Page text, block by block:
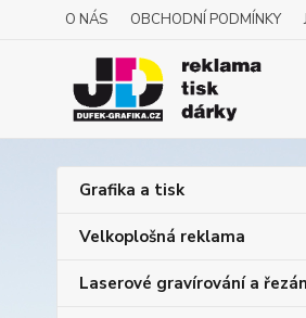
O NÁS OBCHODNÍ PODMÍNKY
Grafika a tisk
Velkoplošná reklama
Laserové gravírování a